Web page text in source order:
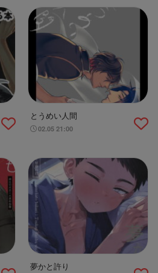
とうめい人間
02.05 21:00
夢かと許り